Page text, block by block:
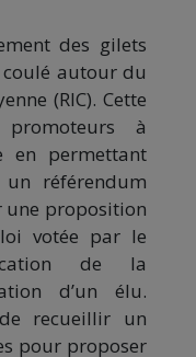
des gilets
coulé autour du
(RIC). Cette
à
en permettant
référendum
une proposition
votée par le
de la
d’un élu.
recueillir un
pour proposer